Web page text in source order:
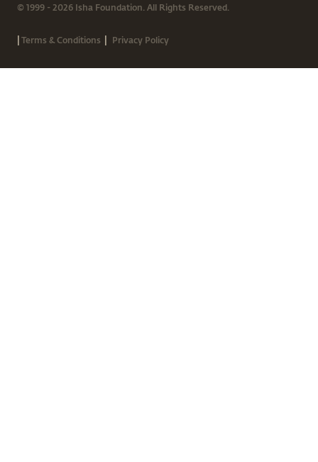
© 1999 - 2026 Isha Foundation. All Rights Reserved.
|Terms & Conditions | Privacy Policy